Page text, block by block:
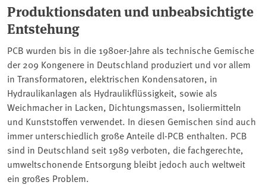
Produktionsdaten und unbeabsichtigte
Entstehung
PCB wurden bis in die 1980er-Jahre als technische Gemische
der 209 Kongenere in Deutschland produziert und vor allem
in Transformatoren, elektrischen Kondensatoren, in
Hydraulikanlagen als Hydraulikflüssigkeit, sowie als
Weichmacher in Lacken, Dichtungsmassen, Isoliermitteln
und Kunststoffen verwendet. In diesen Gemischen sind auch
immer unterschiedlich große Anteile dl-PCB enthalten. PCB
sind in Deutschland seit 1989 verboten, die fachgerechte,
umweltschonende Entsorgung bleibt jedoch auch weltweit
ein großes Problem.